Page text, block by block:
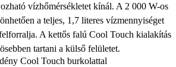
vízhőmérsékletet kínál. A 2 000 W-os
a teljes, 1,7 literes vízmennyiséget
A kettős falú Cool Touch kialakítás
tartani a külső felületet.
Cool Touch burkolattal